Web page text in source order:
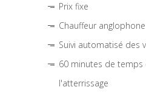
Prix fixe
Chauffeur anglophone
Suivi automatisé des
60 minutes de
l'atterrissage